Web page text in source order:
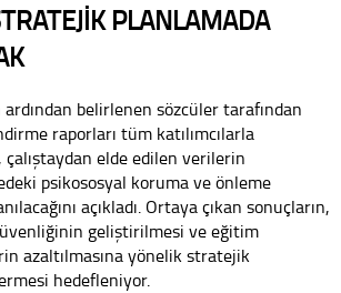
PLANLAMADA
ardından belirlenen sözcüler tarafından
raporları tüm katılımcılarla
çalıştaydan elde edilen verilerin
psikososyal koruma ve önleme
açıkladı. Ortaya çıkan sonuçların,
geliştirilmesi ve eğitim
azaltılmasına yönelik stratejik
hedefleniyor.